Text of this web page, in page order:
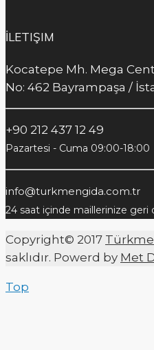
İLETIŞIM
Kocatepe Mh. Mega
No: 462 Bayrampaşa /
+90 212 437 12 49
Pazartesi - Cuma 09:00-18:00
info@turkmengida.com.tr
24 saat içinde maillerinize geri
Copyright© 2017
saklıdır. Powerd by Met
Top